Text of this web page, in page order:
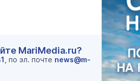
MariMedia.ru?
, по эл. почте news@m-